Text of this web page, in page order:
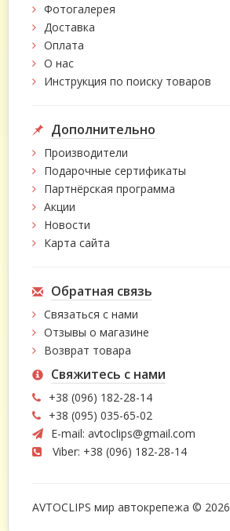
Фотогалерея
Доставка
Оплата
О нас
Инструкция по поиску товаров
Дополнительно
Производители
Подарочные сертификаты
Партнёрская программа
Акции
Новости
Карта сайта
Обратная связь
Связаться с нами
Отзывы о магазине
Возврат товара
Свяжитесь с нами
+38 (096) 182-28-14
+38 (095) 035-65-02
E-mail: avtoclips@gmail.com
Viber: +38 (096) 182-28-14
AVTOCLIPS мир автокрепежа © 2026